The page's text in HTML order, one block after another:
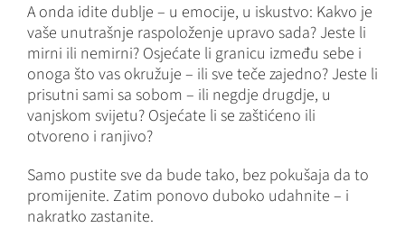
A onda idite dublje – u emocije, u iskustvo: Kakvo je
vaše unutrašnje raspoloženje upravo sada? Jeste li
mirni ili nemirni? Osjećate li granicu između sebe i
onoga što vas okružuje – ili sve teče zajedno? Jeste li
prisutni sami sa sobom – ili negdje drugdje, u
vanjskom svijetu? Osjećate li se zaštićeno ili
otvoreno i ranjivo?
Samo pustite sve da bude tako, bez pokušaja da to
promijenite. Zatim ponovo duboko udahnite – i
nakratko zastanite.